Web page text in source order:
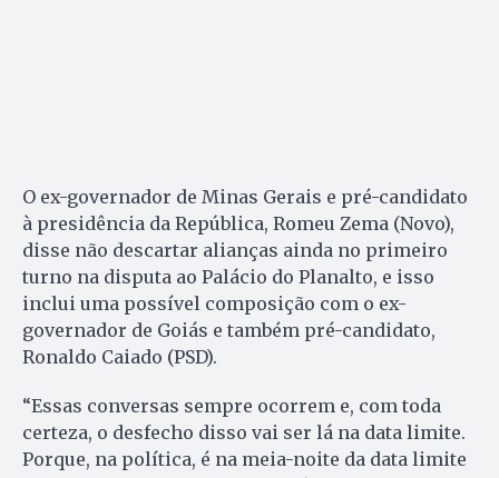
O ex-governador de Minas Gerais e pré-candidato
à presidência da República, Romeu Zema (Novo),
disse não descartar alianças ainda no primeiro
turno na disputa ao Palácio do Planalto, e isso
inclui uma possível composição com o ex-
governador de Goiás e também pré-candidato,
Ronaldo Caiado (PSD).
“Essas conversas sempre ocorrem e, com toda
certeza, o desfecho disso vai ser lá na data limite.
Porque, na política, é na meia-noite da data limite